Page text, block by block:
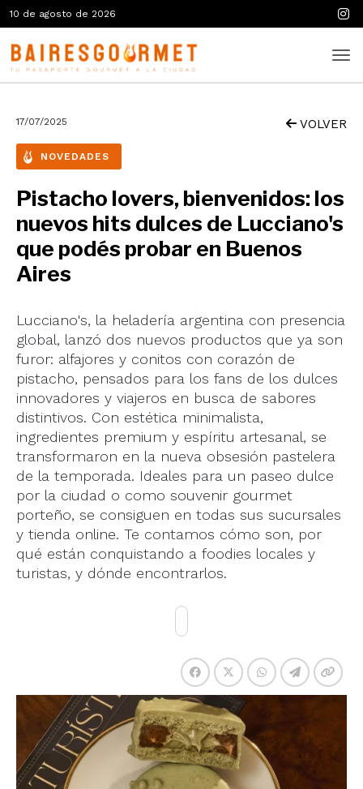
10 de agosto de 2026
17/07/2025 VOLVER
NOVEDADES
Pistacho lovers, bienvenidos: los
nuevos hits dulces de Lucciano's
que podés probar en Buenos
Aires
Lucciano's, la heladería argentina con presencia
global, lanzó dos nuevos productos que ya son
furor: alfajores y conitos con corazón de
pistacho, pensados para los fans de los dulces
innovadores y viajeros en busca de sabores
distintivos. Con estética minimalista,
ingredientes premium y espíritu artesanal, se
transformaron en la nueva obsesión pastelera
de la temporada. Ideales para un paseo dulce
por la ciudad o como souvenir gourmet
porteño, se consiguen en todas sus sucursales
y tienda online. Te contamos cómo son, por
qué están conquistando a foodies locales y
turistas, y dónde encontrarlos.